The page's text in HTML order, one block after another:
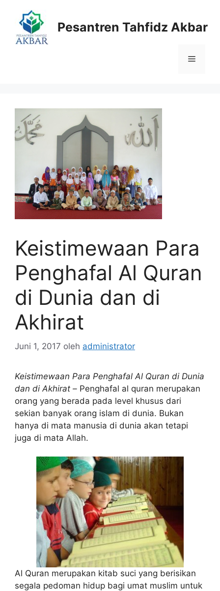
Pesantren Tahfidz Akbar
Menu
Keistimewaan Para
Penghafal Al Quran
di Dunia dan di
Akhirat
Juni 1, 2017 oleh administrator
Keistimewaan Para Penghafal Al Quran di Dunia
dan di Akhirat – Penghafal al quran merupakan
orang yang berada pada level khusus dari
sekian banyak orang islam di dunia. Bukan
hanya di mata manusia di dunia akan tetapi
juga di mata Allah.
Al Quran merupakan kitab suci yang berisikan
segala pedoman hidup bagi umat muslim untuk